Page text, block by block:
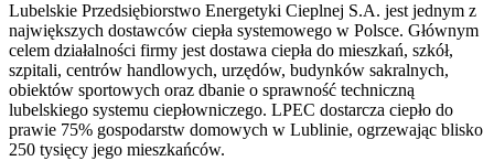
Lubelskie Przedsiębiorstwo Energetyki Cieplnej S.A. jest jednym z
największych dostawców ciepła systemowego w Polsce. Głównym
celem działalności firmy jest dostawa ciepła do mieszkań, szkół,
szpitali, centrów handlowych, urzędów, budynków sakralnych,
obiektów sportowych oraz dbanie o sprawność techniczną
lubelskiego systemu ciepłowniczego. LPEC dostarcza ciepło do
prawie 75% gospodarstw domowych w Lublinie, ogrzewając blisko
250 tysięcy jego mieszkańców.